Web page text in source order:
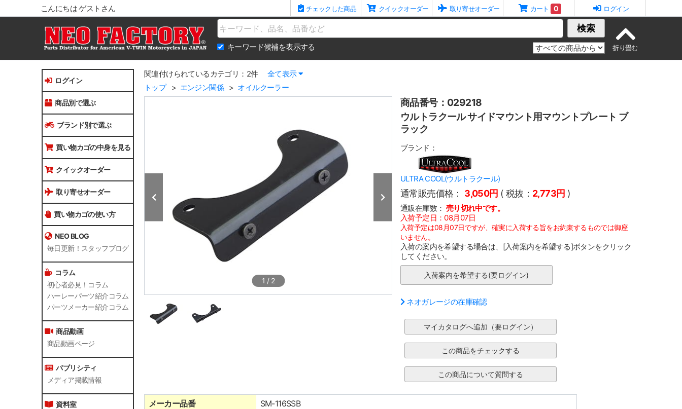
こんにちは ゲストさん チェックした商品 クイックオーダー 取り寄せオーダー カート 0 ログイン
Name 検索
キーワード候補を表示する
ログイン
商品別で選ぶ
ブランド別で選ぶ
買い物カゴの中身を見る
クイックオーダー
取り寄せオーダー
買い物カゴの使い方
NEO BLOG
毎日更新！スタッフブログ
コラム
初心者必見！コラム
ハーレーパーツ紹介コラム
パーツメーカー紹介コラム
商品動画
商品動画ページ
パブリシティ
メディア掲載情報
資料室
関連付けられているカテゴリ：2件
全て表示
トップ
エンジン関係 オイルクーラー
1 / 2
商品番号：029218
ウルトラクール サイドマウント用マウントプレート ブ
ラック
ブランド：
ULTRA COOL(ウルトラクール)
通常販売価格： 3,050円 ( 税抜： 2,773円 )
通販在庫数： 売り切れ中です。
入荷予定日：08月07日
入荷予定は08月07日ですが、確実に入荷する旨をお約束するものでは御座
いません。
入荷の案内を希望する場合は、[入荷案内を希望する]ボタンをクリック
してください。
ネオガレージの在庫確認
メーカー品番
SM-116SSB